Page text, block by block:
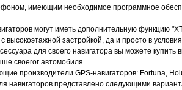
имеющим необходимое программное
могут иметь дополнительную функцию
высокоэтажной застройкой, да и просто в
для своего навигатора вы можете
своегог автомобиля.
производители GPS-навигаторов: Fortuna,
навигаторов представлено следующими